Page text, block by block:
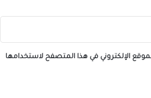
الإلكتروني في هذا المتصفح لاستخدامها